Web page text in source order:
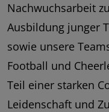
Nachwuchsarbeit
Ausbildung junger
sowie unsere
Football und
Teil einer starken
Leidenschaft und